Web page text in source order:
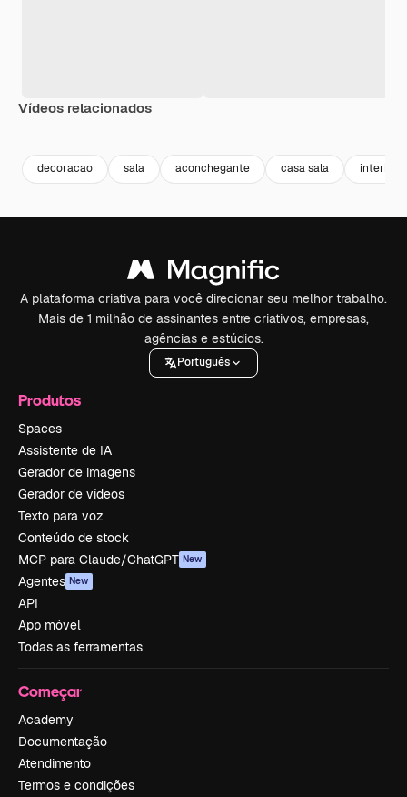
Vídeos relacionados
decoracao sala aconchegante casa sala interior
A plataforma criativa para você direcionar seu melhor trabalho.
Mais de 1 milhão de assinantes entre criativos, empresas,
agências e estúdios.
Português
Produtos
Spaces
Assistente de IA
Gerador de imagens
Gerador de vídeos
Texto para voz
Conteúdo de stock
MCP para Claude/ChatGPT New
Agentes New
API
App móvel
Todas as ferramentas
Começar
Academy
Documentação
Atendimento
Termos e condições